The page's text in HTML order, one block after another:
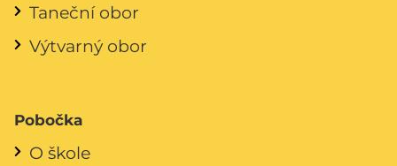
Taneční obor
Výtvarný obor
Pobočka
O škole